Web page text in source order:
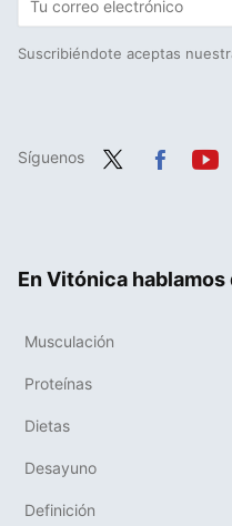
Suscribiéndote aceptas
Síguenos
En Vitónica hablamos
Musculación
Proteínas
Dietas
Desayuno
Definición